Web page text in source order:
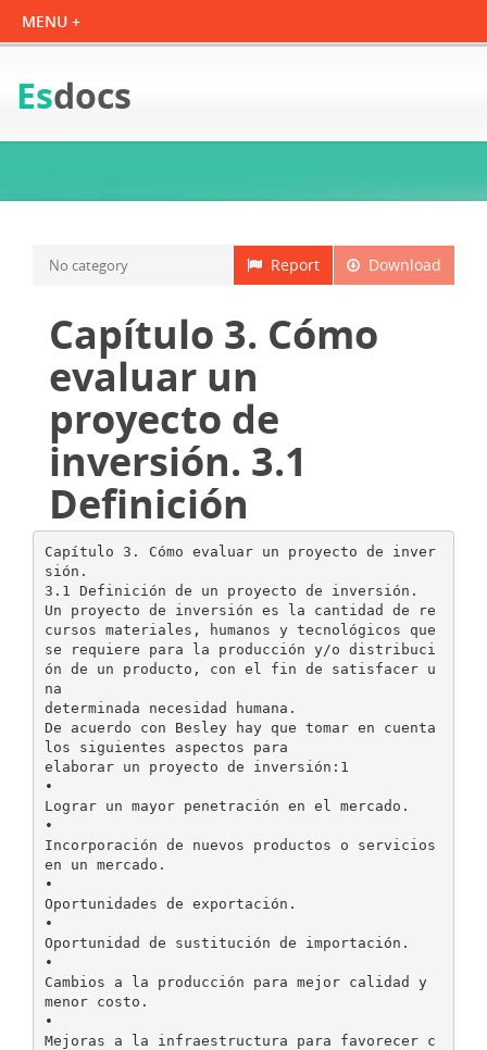
Esdocs
Download
Report
No category
Capítulo 3. Cómo
evaluar un
proyecto de
inversión. 3.1
Definición
Capítulo 3. Cómo evaluar un proyecto de inver
sión.
3.1 Definición de un proyecto de inversión.
Un proyecto de inversión es la cantidad de re
cursos materiales, humanos y tecnológicos que
se requiere para la producción y/o distribuci
ón de un producto, con el fin de satisfacer u
na
determinada necesidad humana.
De acuerdo con Besley hay que tomar en cuenta
los siguientes aspectos para
elaborar un proyecto de inversión:1
•
Lograr un mayor penetración en el mercado.
•
Incorporación de nuevos productos o servicios
en un mercado.
•
Oportunidades de exportación.
•
Oportunidad de sustitución de importación.
•
Cambios a la producción para mejor calidad y
menor costo.
•
Mejoras a la infraestructura para favorecer c